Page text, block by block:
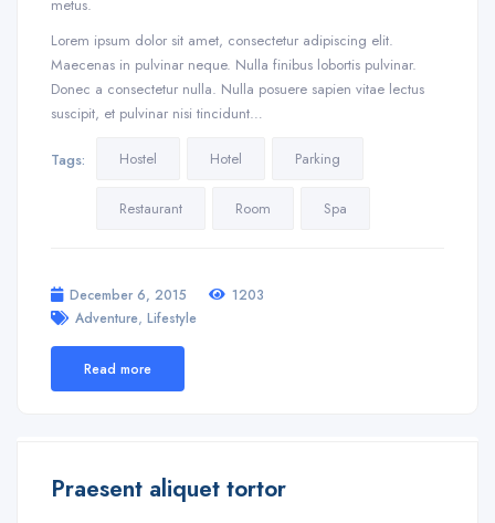
metus.
Lorem ipsum dolor sit amet, consectetur adipiscing elit.
Maecenas in pulvinar neque. Nulla finibus lobortis pulvinar.
Donec a consectetur nulla. Nulla posuere sapien vitae lectus
suscipit, et pulvinar nisi tincidunt…
Tags: Hostel Hotel Parking
Restaurant Room Spa
December 6, 2015
1203
Adventure, Lifestyle
Read more
Praesent aliquet tortor